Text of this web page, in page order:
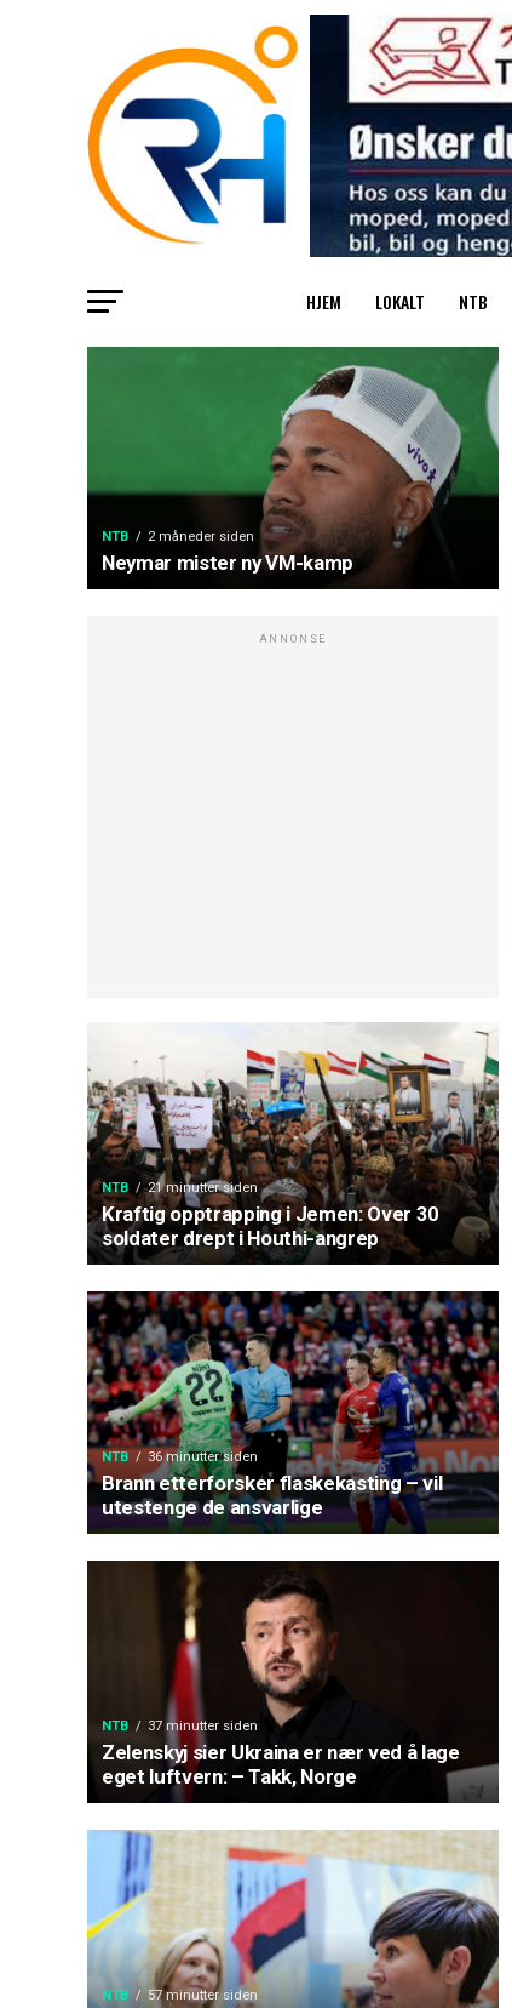
HJEM LOKALT NTB
NTB 2 måneder siden
Neymar mister ny VM-kamp
ANNONSE
NTB 21 minutter siden
Kraftig opptrapping i Jemen: Over 30
soldater drept i Houthi-angrep
NTB 36 minutter siden
Brann etterforsker flaskekasting – vil
utestenge de ansvarlige
NTB 37 minutter siden
Zelenskyj sier Ukraina er nær ved å lage
eget luftvern: – Takk, Norge
NTB 57 minutter siden